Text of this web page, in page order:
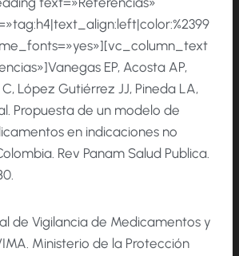
EP, Acosta AP,
López Gutiérrez JJ, Pineda LA,
Propuesta de un modelo de
en indicaciones no
Rev Panam Salud Publica.
de Vigilancia de Medicamentos y
Ministerio de la Protección